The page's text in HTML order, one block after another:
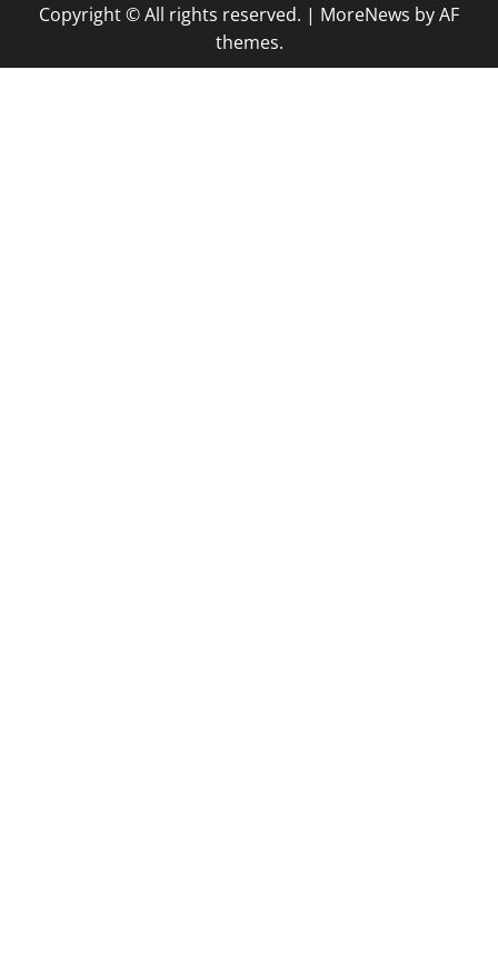
Copyright © All rights reserved. | MoreNews by AF
themes.